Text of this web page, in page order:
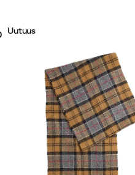
Uutuus